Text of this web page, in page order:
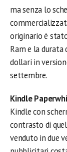
ma senza lo
originario è
Ram e la
dollari in
settembre.
Kindle
Kindle con
contrasto di
venduto in due